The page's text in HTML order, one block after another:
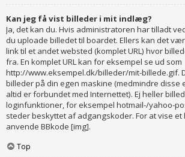
Kan jeg få vist billeder i mit indlæg?
Ja, det kan du. Hvis administratoren har tilladt
du uploade billedet til boardet. Ellers kan det
link til et andet websted (komplet URL) hvor
fra. En komplet URL kan for eksempel se ud som
http://www.eksempel.dk/billeder/mit-billede.gif.
billeder på din egen maskine (medmindre disse
altid er forbundet med Internettet). Ej heller
loginfunktioner, for eksempel hotmail-/yahoo-
steder beskyttet af adgangskoder. For at vise et
anvende BBkode [img].
Top